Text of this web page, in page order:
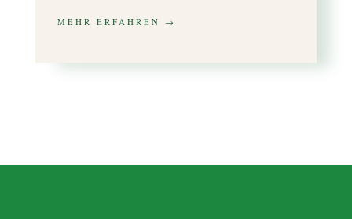
MEHR ERFAHREN →